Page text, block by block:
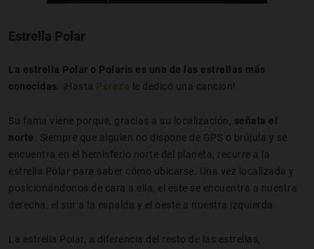
Estrella Polar
La estrella Polar o Polaris es una de las estrellas más
conocidas . ¡Hasta Pereza le dedicó una canción!
Su fama viene porque, gracias a su localización, señala el
norte . Siempre que alguien no dispone de GPS o brújula y se
encuentra en el hemisferio norte del planeta, recurre a la
estrella Polar para saber cómo ubicarse. Una vez localizada y
posicionándonos de cara a ella, el este se encuentra a nuestra
derecha, el sur a la espalda y el oeste a nuestra izquierda.
La estrella Polar, a diferencia del resto de las estrellas,